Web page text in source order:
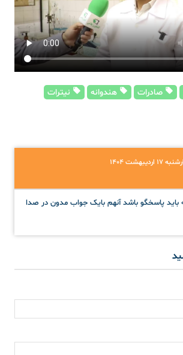
صادرات هندوانه نیترات
اردیبهشت ۱۴۰۴
باید پاسخگو باشد آنهم بایک جواب مدون در صدا